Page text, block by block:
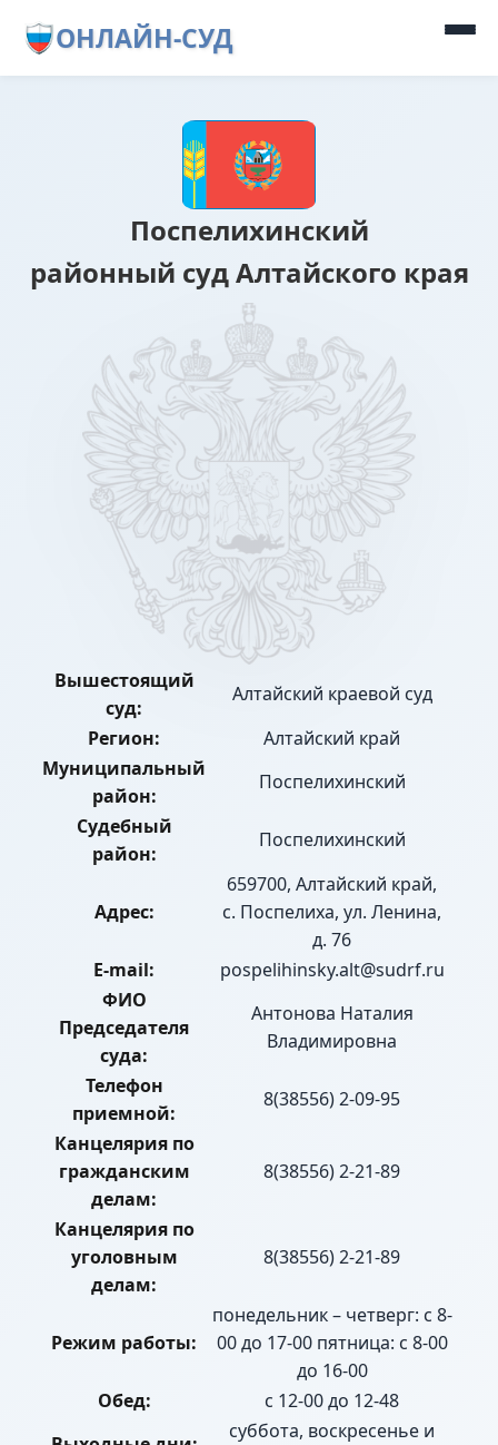
ОНЛАЙН-СУД
Поспелихинский
районный суд Алтайского края
Вышестоящий
суд:
Алтайский краевой суд
Регион:
Алтайский край
Муниципальный
район:
Поспелихинский
Судебный
район:
Поспелихинский
Адрес:
659700, Алтайский край,
с. Поспелиха, ул. Ленина,
д. 76
E-mail:
pospelihinsky.alt@sudrf.ru
ФИО
Председателя
суда:
Антонова Наталия
Владимировна
Телефон
приемной:
8(38556) 2-09-95
Канцелярия по
гражданским
делам:
8(38556) 2-21-89
Канцелярия по
уголовным
делам:
8(38556) 2-21-89
Режим работы:
понедельник – четверг: с 8-
00 до 17-00 пятница: с 8-00
до 16-00
Обед:
с 12-00 до 12-48
суббота, воскресенье и